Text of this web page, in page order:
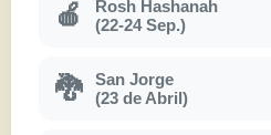
🍎
Rosh Hashanah
(22-24 Sep.)
🐉
San Jorge
(23 de Abril)